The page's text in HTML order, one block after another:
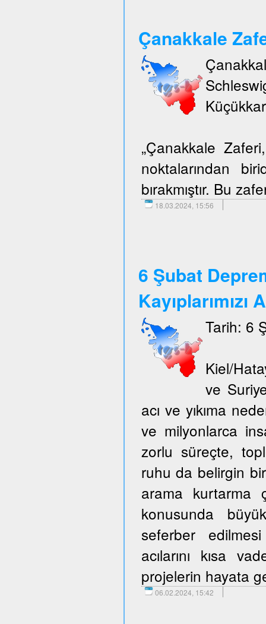
Çanakkale
„Çanakkale
noktalarından
bırakmıştır. Bu
18.03.2024, 15:56
6 Şubat
Kayıplarımızı
Tarih: 6
Kiel/
ve
acı ve yıkıma
ve milyonlarca
zorlu süreçte,
ruhu da belirgin bir
arama kurtarma
konusunda
seferber
acılarını kısa
projelerin hayata
06.02.2024, 15:42